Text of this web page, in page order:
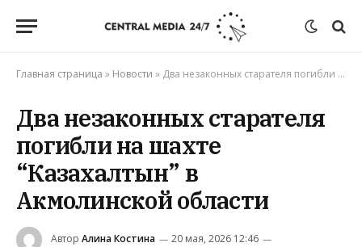
Главная страница » Новости » Два незаконных старателя погибли на шахте “Казахалтын” в Акмолинской области
Два незаконных старателя
погибли на шахте
“Казахалтын” в
Акмолинской области
Автор Алина Костина
20 мая, 2026 12:46